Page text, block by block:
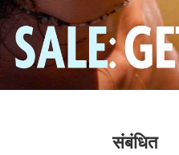
संबंधित